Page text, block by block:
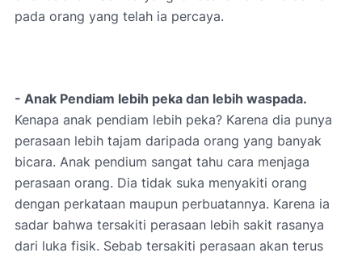
pada orang yang telah ia percaya.
- Anak Pendiam lebih peka dan lebih waspada.
Kenapa anak pendiam lebih peka? Karena dia punya
perasaan lebih tajam daripada orang yang banyak
bicara. Anak pendium sangat tahu cara menjaga
perasaan orang. Dia tidak suka menyakiti orang
dengan perkataan maupun perbuatannya. Karena ia
sadar bahwa tersakiti perasaan lebih sakit rasanya
dari luka fisik. Sebab tersakiti perasaan akan terus